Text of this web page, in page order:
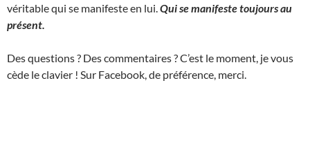
véritable qui se manifeste en lui. Qui se manifeste toujours au
présent.
Des questions ? Des commentaires ? C’est le moment, je vous
cède le clavier ! Sur Facebook, de préférence, merci.